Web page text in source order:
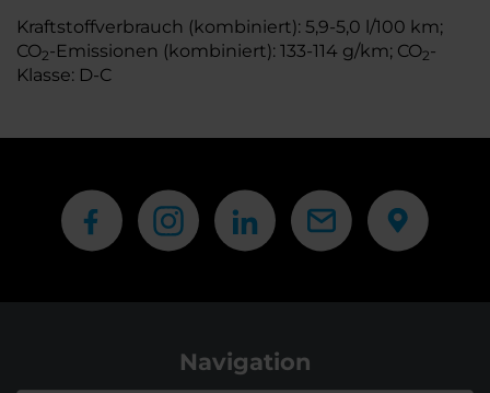
Kraftstoffverbrauch (kombiniert): 5,9-5,0 l/100 km;
CO2-Emissionen (kombiniert): 133-114 g/km; CO2-
Klasse: D-C
Navigation